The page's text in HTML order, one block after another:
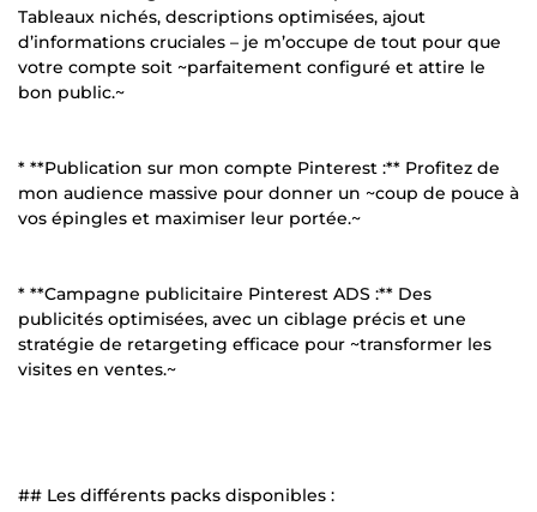
Tableaux nichés, descriptions optimisées, ajout
d’informations cruciales – je m’occupe de tout pour que
votre compte soit ~parfaitement configuré et attire le
bon public.~
* **Publication sur mon compte Pinterest :** Profitez de
mon audience massive pour donner un ~coup de pouce à
vos épingles et maximiser leur portée.~
* **Campagne publicitaire Pinterest ADS :** Des
publicités optimisées, avec un ciblage précis et une
stratégie de retargeting efficace pour ~transformer les
visites en ventes.~
## Les différents packs disponibles :